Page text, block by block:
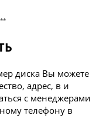
диска Вы можете
адрес, в и
с менеджерами
телефону в